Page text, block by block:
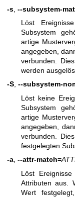
-s --subsystem-
Löst
Subsystem
artige
angegeben,
verbunden.
werden
-S, --subsystem-
Löst keine
Subsystem
artige
angegeben,
verbunden.
festgelegten
-a, --attr-match=
Löst
Attributen aus.
Wert